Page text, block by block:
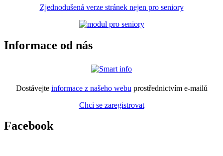
Zjednodušená verze stránek nejen pro seniory
Informace od nás
Dostávejte informace z našeho webu prostřednictvím e-mailů
Chci se zaregistrovat
Facebook